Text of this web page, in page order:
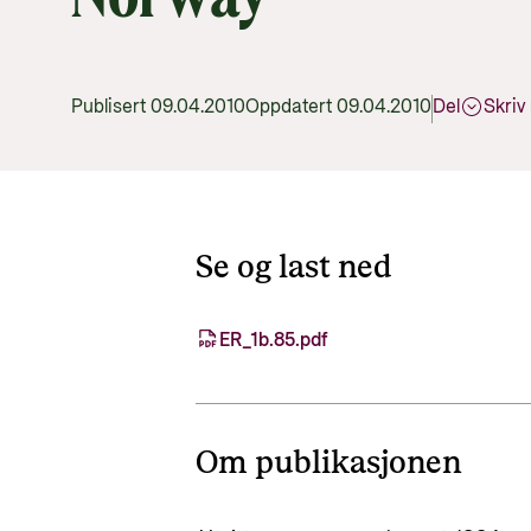
Publisert 09.04.2010Oppdatert 09.04.2010Del Skriv
Se og last ned
ER_1b.85.pdf
Om publikasjonen